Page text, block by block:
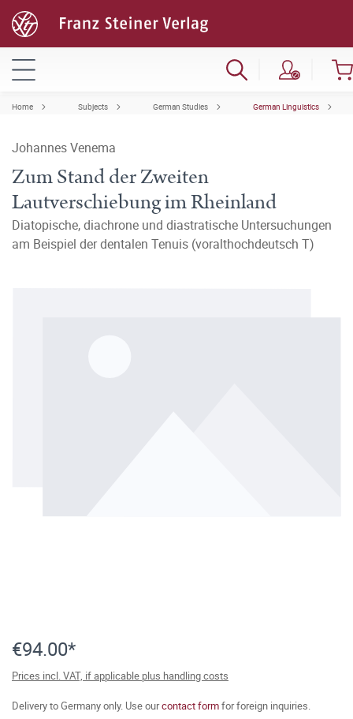
Home Subjects German Studies German Linguistics
Johannes Venema
Zum Stand der Zweiten
Lautverschiebung im Rheinland
Diatopische, diachrone und diastratische Untersuchungen
am Beispiel der dentalen Tenuis (voralthochdeutsch T)
€94.00*
Prices incl. VAT, if applicable plus handling costs
Delivery to Germany only. Use ourcontact formfor foreign inquiries.